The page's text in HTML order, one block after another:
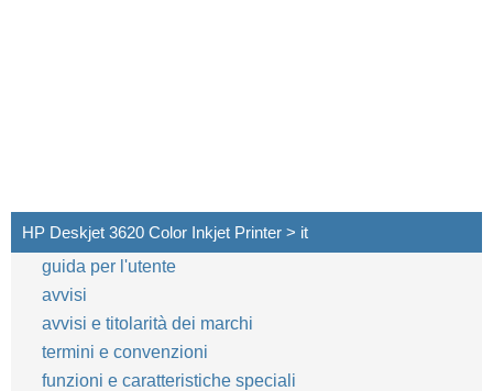
HP Deskjet 3620 Color Inkjet Printer > it
guida per l'utente
avvisi
avvisi e titolarità dei marchi
termini e convenzioni
funzioni e caratteristiche speciali